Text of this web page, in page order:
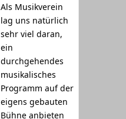
Als Musikverein
lag uns natürlich
sehr viel daran,
ein
durchgehendes
musikalisches
Programm auf der
eigens gebauten
Bühne anbieten